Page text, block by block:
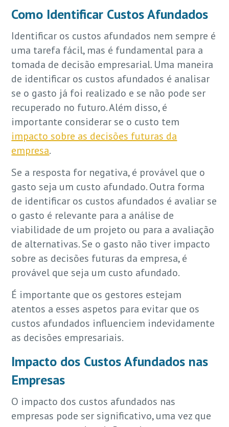
Como Identificar Custos Afundados
Identificar os custos afundados nem sempre é
uma tarefa fácil, mas é fundamental para a
tomada de decisão empresarial. Uma maneira
de identificar os custos afundados é analisar
se o gasto já foi realizado e se não pode ser
recuperado no futuro. Além disso, é
importante considerar se o custo tem
impacto sobre as decisões futuras da
empresa.
Se a resposta for negativa, é provável que o
gasto seja um custo afundado. Outra forma
de identificar os custos afundados é avaliar se
o gasto é relevante para a análise de
viabilidade de um projeto ou para a avaliação
de alternativas. Se o gasto não tiver impacto
sobre as decisões futuras da empresa, é
provável que seja um custo afundado.
É importante que os gestores estejam
atentos a esses aspetos para evitar que os
custos afundados influenciem indevidamente
as decisões empresariais.
Impacto dos Custos Afundados nas
Empresas
O impacto dos custos afundados nas
empresas pode ser significativo, uma vez que